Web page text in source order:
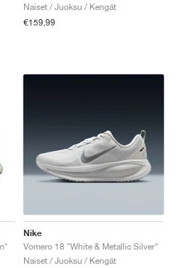
Naiset / Juoksu / Kengät
€159,99
Nike
Vomero 18 "White & Metallic Silver"
Naiset / Juoksu / Kengät